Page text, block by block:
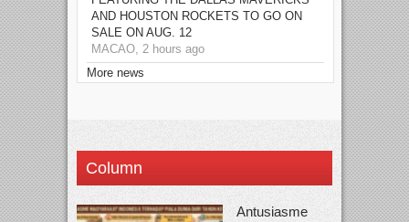
AND HOUSTON ROCKETS TO GO ON
SALE ON AUG. 12
MACAO, 2 hours ago
More news
Column
Antusiasme